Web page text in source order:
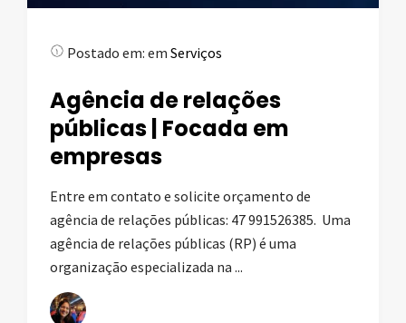
Postado em: em Serviços
Agência de relações
públicas | Focada em
empresas
Entre em contato e solicite orçamento de
agência de relações públicas: 47 991526385. Uma
agência de relações públicas (RP) é uma
organização especializada na ...